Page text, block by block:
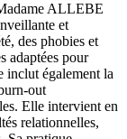
ALLEBE
et
des phobies et
adaptées pour
inclut également la
out
Elle intervient en
relationnelles,